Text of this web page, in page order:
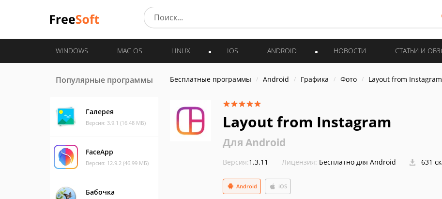
WINDOWS MAC OS LINUX IOS ANDROID НОВОСТИ СТАТЬИ И
Популярные программы
Галерея
Версия: 3.9.1 (16.48 МБ)
FaceApp
Версия: 12.9.2 (46.99 МБ)
Бабочка
Бесплатные программы Android Графика Фото Layout from Instagram
Layout from Instagram
Для Android
Версия:1.3.11 Лицензия: Бесплатно для Android 631
iOS
Android